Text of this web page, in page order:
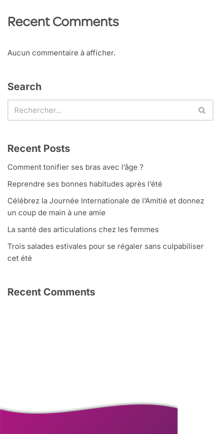
Recent Comments
Aucun commentaire à afficher.
Search
Recent Posts
Comment tonifier ses bras avec l’âge ?
Reprendre ses bonnes habitudes après l’été
Célébrez la Journée Internationale de l’Amitié et donnez
un coup de main à une amie
La santé des articulations chez les femmes
Trois salades estivales pour se régaler sans culpabiliser
cet été
Recent Comments